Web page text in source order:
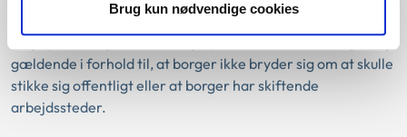
Brug kun nødvendige cookies
kan ikke i sig selv føre til, at borger er væsentligt yderligere
afhjulpet med glukosemålingssystemet. Det samme gør sig
gældende i forhold til, at borger ikke bryder sig om at skulle
stikke sig offentligt eller at borger har skiftende
arbejdssteder.